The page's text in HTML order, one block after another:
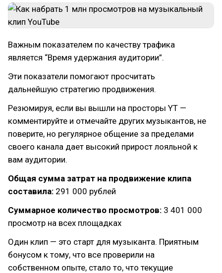
Важным показателем по качеству трафика
является “Время удержания аудитории”.
Эти показатели помогают просчитать
дальнейшую стратегию продвижения.
Резюмируя, если вы вышли на просторы YT —
комментируйте и отмечайте других музыкантов, не
поверите, но регулярное общение за пределами
своего канала дает высокий прирост лояльной к
вам аудитории.
Общая сумма затрат на продвижение клипа
составила: 291 000 рублей
Суммарное количество просмотров: 3 401 000
просмотр на всех площадках
Один клип — это старт для музыканта. Приятным
бонусом к тому, что все проверили на
собственном опыте, стало то, что текущие